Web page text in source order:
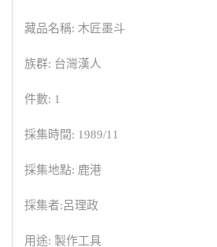
藏品名稱: 木匠墨斗
族群: 台灣漢人
件數: 1
採集時間: 1989/11
採集地點: 鹿港
採集者:呂理政
用途: 製作工具